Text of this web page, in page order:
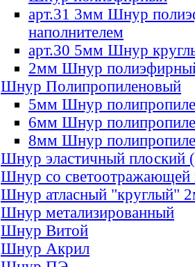
арт.31 3мм Шнур
наполнителем
арт.30 5мм Шнур
2мм Шнур
Шнур Полипропиленовый
5мм Шнур
6мм Шнур
8мм Шнур
Шнур эластичный плоский
Шнур со светоотражающей
Шнур атласный "круглый"
Шнур метализированный
Шнур Витой
Шнур Акрил